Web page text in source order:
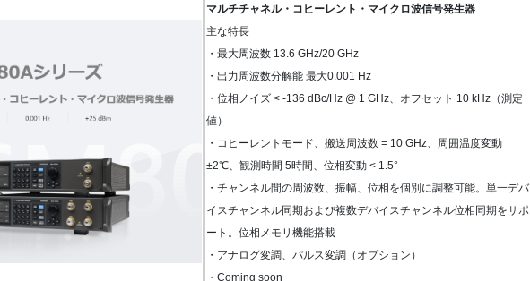
マルチチャネル・コヒーレント・マイクロ波信号発生器
主な特長
・最大周波数 13.6 GHz/20 GHz
・出力周波数分解能 最大0.001 Hz
・位相ノイズ < -136 dBc/Hz @ 1 GHz、オフセット 10 kHz（測定
値）
・コヒーレントモード、搬送周波数 = 10 GHz、周囲温度変動
±2℃、観測時間 5時間、位相変動 < 1.5°
・チャンネル間の周波数、振幅、位相を個別に調整可能。単一デバ
イスチャンネル同期および複数デバイスチャンネル位相同期をサポ
ート。位相メモリ機能搭載
・アナログ変調、パルス変調（オプション）
・Coming soon